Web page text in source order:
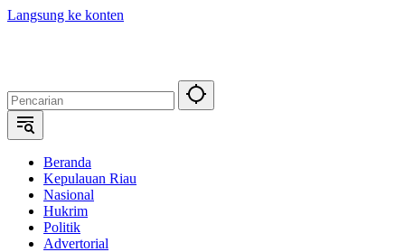
Langsung ke konten
Beranda
Kepulauan Riau
Nasional
Hukrim
Politik
Advertorial